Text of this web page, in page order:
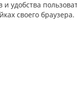
своего браузера.